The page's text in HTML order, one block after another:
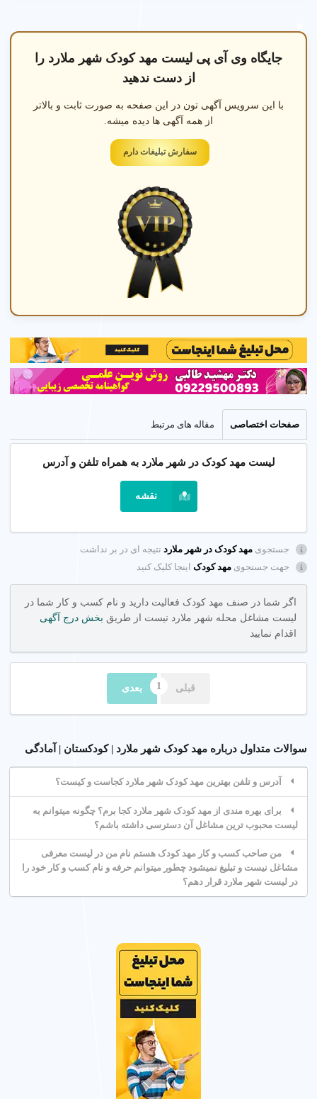
آموزش در مهد کودک
☰راهنمای جامع مهد کودک در شهر ملارد تهران
1. چگونه مهد کودک خوب پیدا کنیم؟
بررسی کنید و از پلتفرم شهر اینترنتی برای یافتن مهدهای معتبر با
مهد کودک های دارای مجوز رسمی و مربی های با تجربه در آموزش
کودکان را انتخاب کنید.
نکات کلیدی
کودک است.
: مهد باید مربی های آموزش دیده در
2. شهریه مهد کودک چقدر است؟
شهریه مهد کودک در شهر ملارد تهران به امکانات (مثل آموزش دو
زبانه یا دوربین مدار بسته) و ساعت کاری بستگی دارد. برای تخمین
دقیق، مشاوره رایگان بگیرید.
عوامل مؤثر بر شهریه
نوع برنامه (تمام وقت یا پاره وقت)، آموزش‌های ویژه (مثل زبان
انگلیسی)، و امکانات (مثل فضای بازی) بر شهریه تأثیر می گذارد.
: شهریه مهد کودک های مختلف در شهر ملارد
تهران را مقایسه کنید.
: از مشاوره برای تخمین هزینه استفاده کنید.
: انتخاب برنامه پاره وقت هزینه‌ها را کاهش
مهد کودک معتبر با مربی های با تجربه و محیط شاد و ایمن، رشد
جایگاه وی آی پی لیست مهد کودک شهر ملارد را
از دست ندهید
با این سرویس آگهی تون در این صفحه به صورت ثابت و بالاتر
از همه آگهی ها دیده میشه.
سفارش تبلیغات دارم
صفحات اختصاصی مقاله های مرتبط
لیست مهد کودک در شهر ملارد به همراه تلفن و آدرس
نقشه
جستجوی مهد کودک در شهر ملاردنتیجه ای در بر نداشت
جهت جستجوی مهد کودکاینجا کلیک کنید
اگر شما در صنف مهد کودک فعالیت دارید و نام کسب و کار شما در
لیست مشاغل محله شهر ملارد نیست از طریق بخش درج آگهی
اقدام نمایید
قبلی بعدی
سوالات متداول درباره مهد کودک شهر ملارد | کودکستان | آمادگی
آدرس و تلفن بهترین مهد کودک شهر ملارد کجاست و کیست؟
برای بهره مندی از مهد کودک شهر ملارد کجا برم؟ چگونه میتوانم به
لیست محبوب ترین مشاغل آن دسترسی داشته باشم؟
من صاحب کسب و کار مهد کودک هستم نام من در لیست معرفی
مشاغل نیست و تبلیغ نمیشود چطور میتوانم حرفه و نام کسب و کار خود را
در لیست شهر ملارد قرار دهم؟